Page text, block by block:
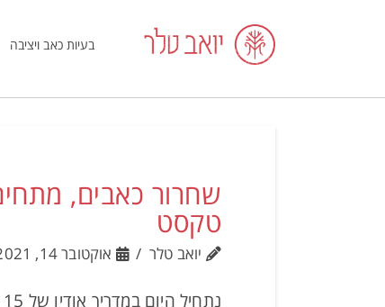
בעיות כאב ויציבה
טקסט
יואב טלר אוקטובר 14, 2021